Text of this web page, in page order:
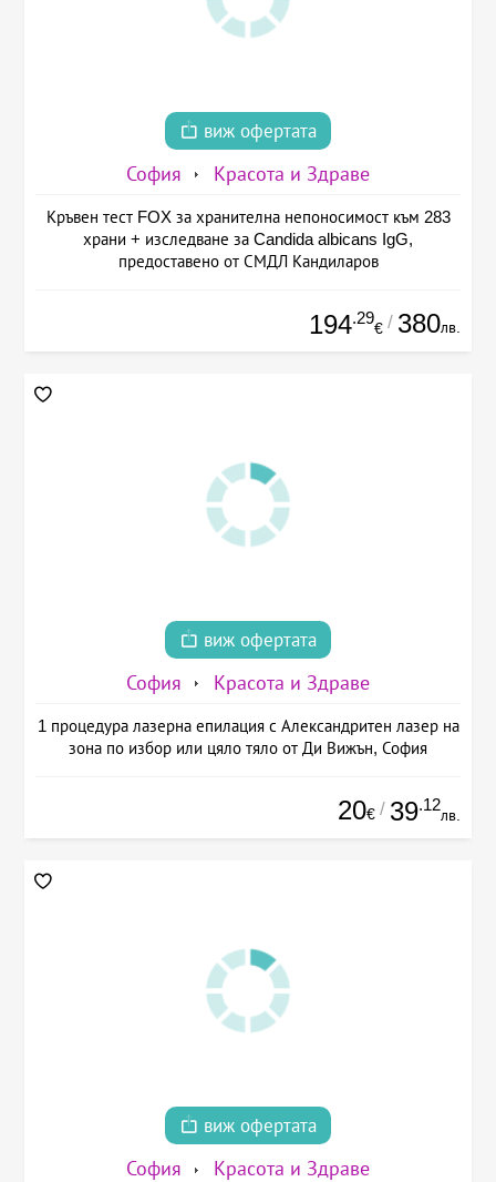
виж офертата
София Красота и Здраве
Кръвен тест FOX за хранителна непоносимост към 283
храни + изследване за Candida albicans IgG,
предоставено от СМДЛ Кандиларов
194.29
€ / 380лв.
виж офертата
София Красота и Здраве
1 процедура лазерна епилация с Александритен лазер на
зона по избор или цяло тяло от Ди Вижън, София
20€ / 39.12
лв.
виж офертата
София Красота и Здраве